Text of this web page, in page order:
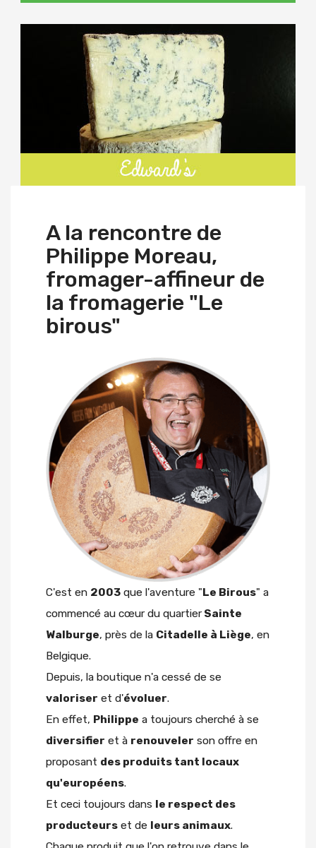
A la rencontre de
Philippe Moreau,
fromager-affineur de
la fromagerie "Le
birous"
C'est en 2003 que l'aventure "Le Birous" a
commencé au cœur du quartierSainte
Walburge, près de la Citadelle à Liège, en
Belgique.
Depuis, la boutique n'a cessé de se
valoriser et d'évoluer.
En effet, Philippe a toujours cherché à se
diversifier et à renouveler son offre en
proposant des produits tant locaux
qu'européens.
Et ceci toujours dans le respect des
producteurs et de leurs animaux.